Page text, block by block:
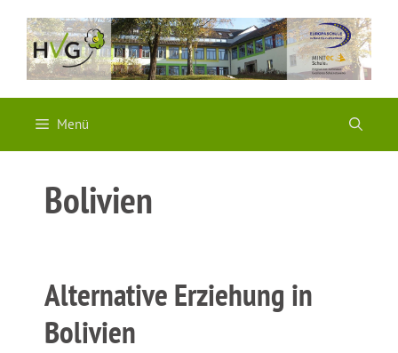
Inhalt
springen
Menü
Bolivien
Alternative Erziehung in
Bolivien